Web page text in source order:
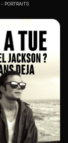
PORTRAITS